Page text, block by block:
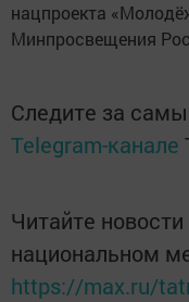
нацпроекта
Минпросвещения
Следите за
Telegram-канале
Читайте
национальном
https://max.ru/